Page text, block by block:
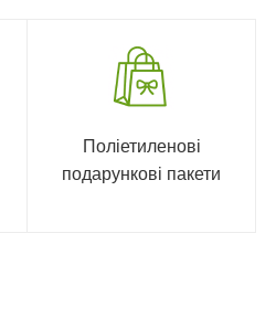
Поліетиленові
подарункові пакети